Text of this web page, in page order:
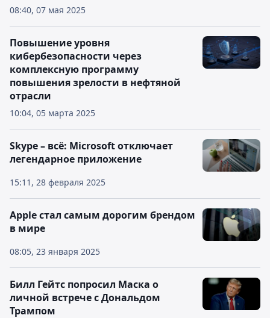
08:40, 07 мая 2025
10:04, 05 марта 2025
Повышение уровня
кибербезопасности через
комплексную программу
повышения зрелости в нефтяной
отрасли
15:11, 28 февраля 2025
Skype – всё: Microsoft отключает
легендарное приложение
08:05, 23 января 2025
Apple стал самым дорогим брендом
в мире
Билл Гейтс попросил Маска о
личной встрече с Дональдом
Трампом